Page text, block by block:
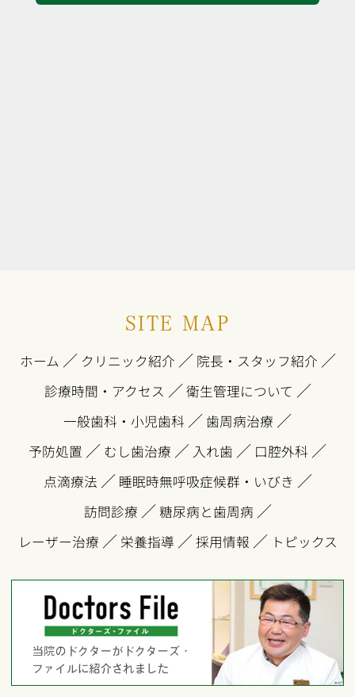
SITE MAP
ホーム ／ クリニック紹介 ／ 院長・スタッフ紹介 ／
診療時間・アクセス ／衛生管理について ／
一般歯科・小児歯科 ／ 歯周病治療 ／
予防処置 ／ むし歯治療 ／ 入れ歯 ／ 口腔外科 ／
点滴療法 ／ 睡眠時無呼吸症候群・いびき ／
訪問診療 ／糖尿病と歯周病 ／
レーザー治療 ／ 栄養指導 ／採用情報 ／ トピックス